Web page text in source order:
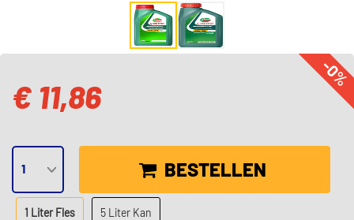
-0%
€ 11,86
BESTELLEN
1 Liter Fles 5 Liter Kan